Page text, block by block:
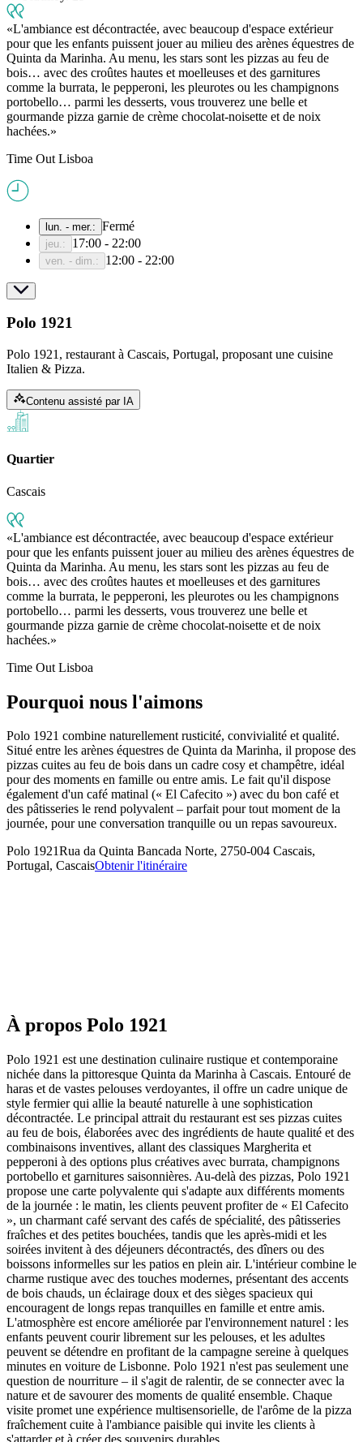
L'ambiance est décontractée, avec beaucoup d'espace extérieur
pour que les enfants puissent jouer au milieu des arènes équestres de
Quinta da Marinha. Au menu, les stars sont les pizzas au feu de
bois… avec des croûtes hautes et moelleuses et des garnitures
comme la burrata, le pepperoni, les pleurotes ou les champignons
portobello… parmi les desserts, vous trouverez une belle et
gourmande pizza garnie de crème chocolat-noisette et de noix
hachées.
Time Out Lisboa
lun. - mer. : Fermé
jeu. : 17:00 - 22:00
ven. - dim. : 12:00 - 22:00
Polo 1921
Polo 1921, restaurant à Cascais, Portugal, proposant une cuisine
Italien & Pizza.
Contenu assisté par IA
Quartier
Cascais
L'ambiance est décontractée, avec beaucoup d'espace extérieur
pour que les enfants puissent jouer au milieu des arènes équestres de
Quinta da Marinha. Au menu, les stars sont les pizzas au feu de
bois… avec des croûtes hautes et moelleuses et des garnitures
comme la burrata, le pepperoni, les pleurotes ou les champignons
portobello… parmi les desserts, vous trouverez une belle et
gourmande pizza garnie de crème chocolat-noisette et de noix
hachées.
Time Out Lisboa
Pourquoi nous l'aimons
Polo 1921 combine naturellement rusticité, convivialité et qualité.
Situé entre les arènes équestres de Quinta da Marinha, il propose des
pizzas cuites au feu de bois dans un cadre cosy et champêtre, idéal
pour des moments en famille ou entre amis. Le fait qu'il dispose
également d'un café matinal (« El Cafecito ») avec du bon café et
des pâtisseries le rend polyvalent – parfait pour tout moment de la
journée, pour une conversation tranquille ou un repas savoureux.
Polo 1921Rua da Quinta Bancada Norte, 2750-004 Cascais,
Portugal, CascaisObtenir l'itinéraire
À propos Polo 1921
Polo 1921 est une destination culinaire rustique et contemporaine
nichée dans la pittoresque Quinta da Marinha à Cascais. Entouré de
haras et de vastes pelouses verdoyantes, il offre un cadre unique de
style fermier qui allie la beauté naturelle à une sophistication
décontractée. Le principal attrait du restaurant est ses pizzas cuites
au feu de bois, élaborées avec des ingrédients de haute qualité et des
combinaisons inventives, allant des classiques Margherita et
pepperoni à des options plus créatives avec burrata, champignons
portobello et garnitures saisonnières. Au-delà des pizzas, Polo 1921
propose une carte polyvalente qui s'adapte aux différents moments
de la journée : le matin, les clients peuvent profiter de « El Cafecito
», un charmant café servant des cafés de spécialité, des pâtisseries
fraîches et des petites bouchées, tandis que les après-midi et les
soirées invitent à des déjeuners décontractés, des dîners ou des
boissons informelles sur les patios en plein air. L'intérieur combine le
charme rustique avec des touches modernes, présentant des accents
de bois chauds, un éclairage doux et des sièges spacieux qui
encouragent de longs repas tranquilles en famille et entre amis.
L'atmosphère est encore améliorée par l'environnement naturel : les
enfants peuvent courir librement sur les pelouses, et les adultes
peuvent se détendre en profitant de la campagne sereine à quelques
minutes en voiture de Lisbonne. Polo 1921 n'est pas seulement une
question de nourriture – il s'agit de ralentir, de se connecter avec la
nature et de savourer des moments de qualité ensemble. Chaque
visite promet une expérience multisensorielle, de l'arôme de la pizza
fraîchement cuite à l'ambiance paisible qui invite les clients à